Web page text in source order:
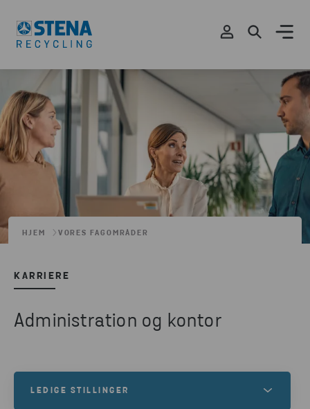
HJEM VORES FAGOMRÅDER
KARRIERE
Administration og kontor
LEDIGE STILLINGER